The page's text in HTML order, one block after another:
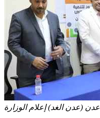
عدن (عدن الغد) إعلام الوزارة